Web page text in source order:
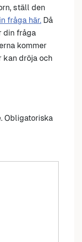
ställ den
fråga här. Då
din fråga
kommer
kan dröja och
Obligatoriska